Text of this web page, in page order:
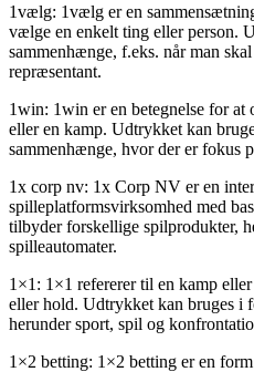
1vælg: 1vælg er en
vælge en enkelt ting eller person.
sammenhænge, f.eks. når man
repræsentant.
1win: 1win er en betegnelse for at
eller en kamp. Udtrykket kan
sammenhænge, hvor der er fokus
1x corp nv: 1x Corp NV er en
spilleplatformsvirksomhed med
tilbyder forskellige spilprodukter,
spilleautomater.
1×1: 1×1 refererer til en kamp
eller hold. Udtrykket kan bruges i
herunder sport, spil og
1×2 betting: 1×2 betting er en